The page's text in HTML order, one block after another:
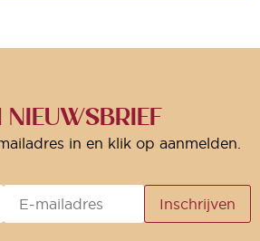
in en klik op aanmelden.